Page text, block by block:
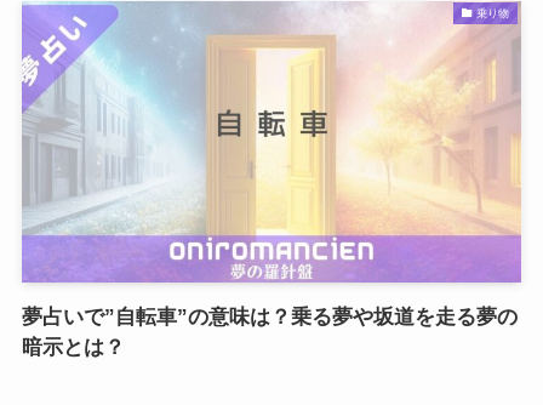
乗り物
夢占いで”自転車”の意味は？乗る夢や坂道を走る夢の
暗示とは？